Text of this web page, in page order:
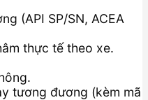
(API SP/SN, ACEA
thực tế theo xe.
tương đương (kèm mã